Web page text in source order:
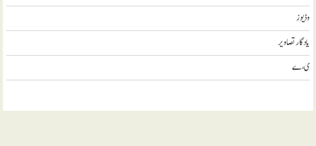
وڈيوز
يادگار تصاوير
ی، ے